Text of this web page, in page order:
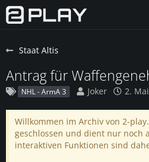
Staat Altis
Antrag für
NHL - ArmA 3 Joker 2.
Willkommen im Archiv von 2-
geschlossen und dient nur noch
interaktiven Funktionen sind